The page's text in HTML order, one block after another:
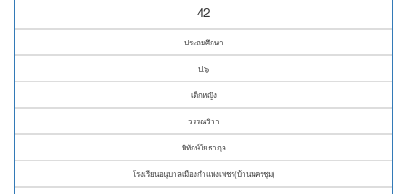
42
ประถมศึกษา
ป.๖
เด็กหญิง
วรรณวิวา
พิทักษ์โยธากุล
โรงเรียนอนุบาลเมืองกำแพงเพชร(บ้านนครชุม)